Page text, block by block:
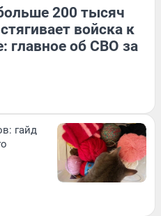
200 тысяч
войска к
главное об СВО за
гайд